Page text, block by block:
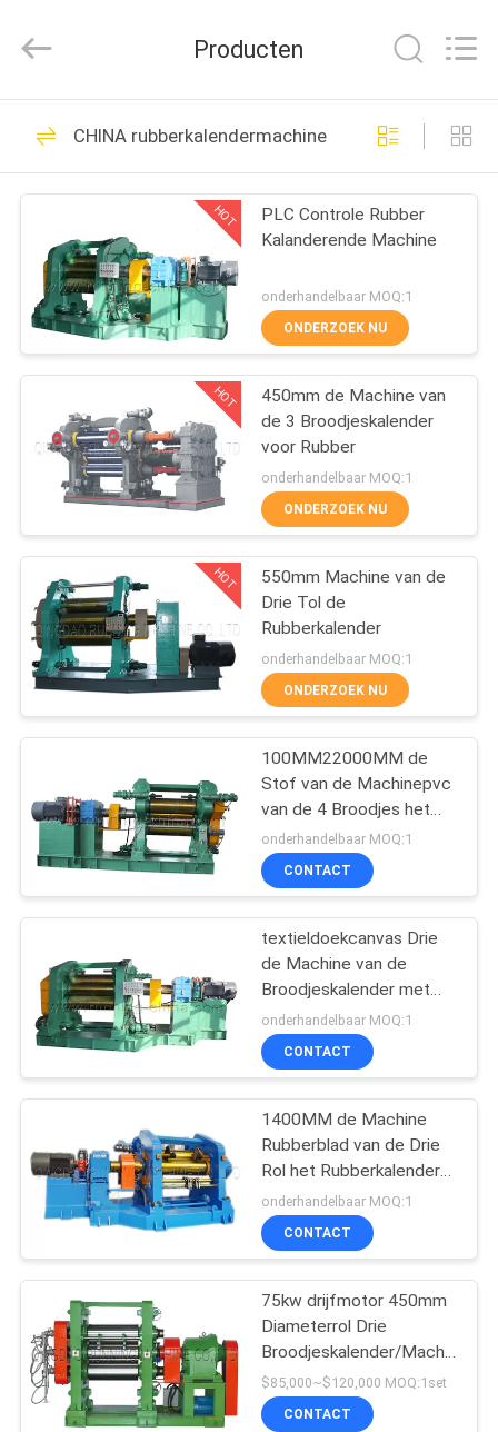
HUIS
PRODUCTEN
ONGEVEER
ONS
FABRIEKSREIS
KWALITEITSCONTROLE
CONTACTEER
ONS
NIEUWS
GEVALLEN
PRIVACY
POLICY
Machine
CO.,LTD.
Reserved.
rubber het maken
machine
21
rubberknedermachine
38
rubber het mengen
zich molenmachine
Rubber het
Vulcaniseren
Persmachine
De koude machine
van de voer
rubberextruder
32
hot rubber feed
extruder
25
Producten
CHINA rubberkalendermachine
HOT
PLC Controle Rubber
Kalanderende Machine
onderhandelbaar MOQ:1
ONDERZOEK NU
HOT
450mm de Machine van
de 3 Broodjeskalender
voor Rubber
onderhandelbaar MOQ:1
ONDERZOEK NU
HOT
550mm Machine van de
Drie Tol de
Rubberkalender
onderhandelbaar MOQ:1
ONDERZOEK NU
100MM22000MM de
Stof van de Machinepvc
van de 4 Broodjes het
Rubberkalender
Kalanderen
onderhandelbaar MOQ:1
CONTACT
textieldoekcanvas Drie
de Machine van de
Broodjeskalender met
PLC Controle
onderhandelbaar MOQ:1
CONTACT
1400MM de Machine
Rubberblad van de Drie
Rol het Rubberkalender
Uitdrijven
onderhandelbaar MOQ:1
CONTACT
75kw drijfmotor 450mm
Diameterrol Drie
Broodjeskalender/Machine
van de Hoog rendement
de Rubberfilm
$85,000~$120,000 MOQ:1set
CONTACT